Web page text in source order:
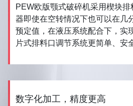
PEW欧版颚式破碎机采用楔块
器即使在空转情况下也可以在几
预定值，在液压系统配合下，实
片式排料口调节系统更简单、安
数字化加工，精度更高